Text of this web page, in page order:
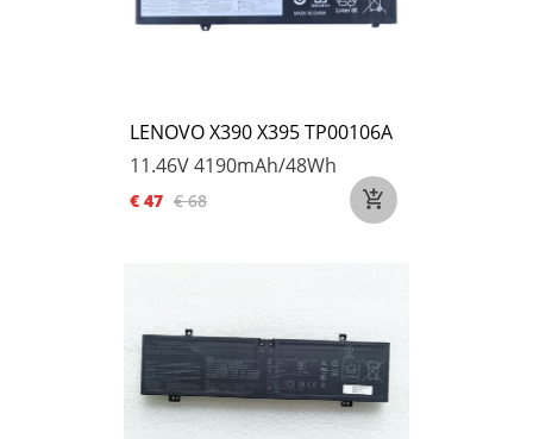
LENOVO X390 X395 TP00106A
11.46V4190mAh/48Wh
€ 47 € 68